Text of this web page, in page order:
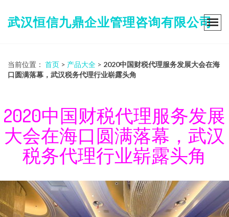
武汉恒信九鼎企业管理咨询有限公司
当前位置： 首页 > 产品大全 > 2020中国财税代理服务发展大会在海
口圆满落幕，武汉税务代理行业崭露头角
2020中国财税代理服务发展
大会在海口圆满落幕，武汉
税务代理行业崭露头角